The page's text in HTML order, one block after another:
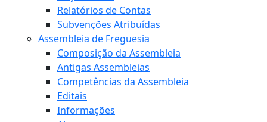
Relatórios de Contas
Subvenções Atribuídas
Assembleia de Freguesia
Composição da Assembleia
Antigas Assembleias
Competências da Assembleia
Editais
Informações